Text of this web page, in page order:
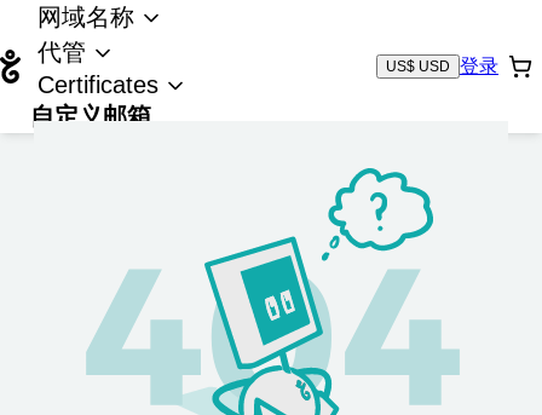
网域名称
代管
Certificates
自定义邮箱
US$ USD 登录